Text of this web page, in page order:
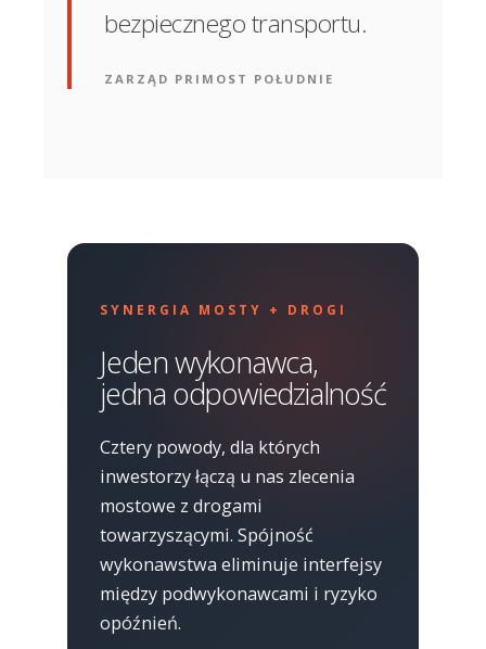
bezpiecznego transportu.
ZARZĄD PRIMOST POŁUDNIE
SYNERGIA MOSTY + DROGI
Jeden wykonawca,
jedna odpowiedzialność
Cztery powody, dla których
inwestorzy łączą u nas zlecenia
mostowe z drogami
towarzyszącymi. Spójność
wykonawstwa eliminuje interfejsy
między podwykonawcami i ryzyko
opóźnień.